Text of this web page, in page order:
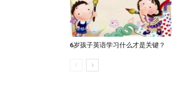
6岁孩子英语学习什么才是关键？